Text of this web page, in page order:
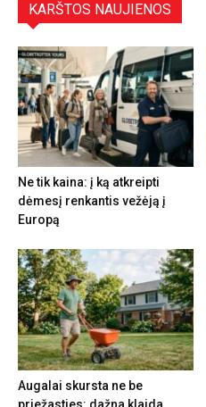
KARŠTOS NAUJIENOS
Ne tik kaina: į ką atkreipti
dėmesį renkantis vežėją į
Europą
Augalai skursta ne be
priežasties: dažna klaida